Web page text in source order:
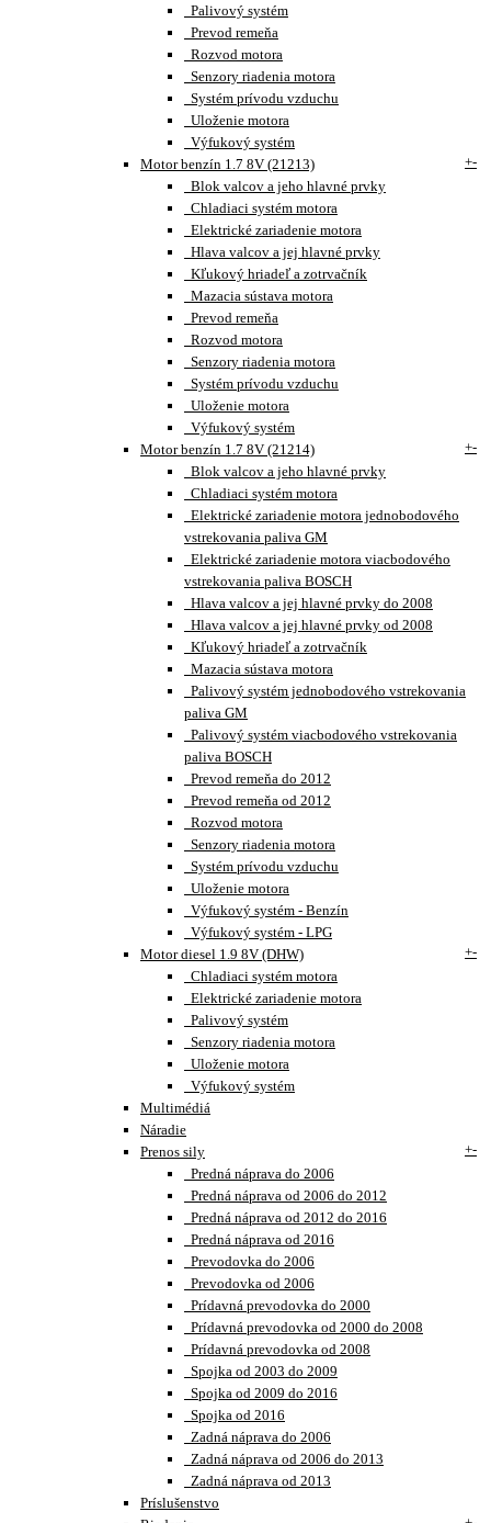
Palivový systém
Prevod remeňa
Rozvod motora
Senzory riadenia motora
Systém prívodu vzduchu
Uloženie motora
Výfukový systém
Motor benzín 1.7 8V (21213)
+-
Blok valcov a jeho hlavné prvky
Chladiaci systém motora
Elektrické zariadenie motora
Hlava valcov a jej hlavné prvky
Kľukový hriadeľ a zotrvačník
Mazacia sústava motora
Prevod remeňa
Rozvod motora
Senzory riadenia motora
Systém prívodu vzduchu
Uloženie motora
Výfukový systém
Motor benzín 1.7 8V (21214)
+-
Blok valcov a jeho hlavné prvky
Chladiaci systém motora
Elektrické zariadenie motora jednobodového
vstrekovania paliva GM
Elektrické zariadenie motora viacbodového
vstrekovania paliva BOSCH
Hlava valcov a jej hlavné prvky do 2008
Hlava valcov a jej hlavné prvky od 2008
Kľukový hriadeľ a zotrvačník
Mazacia sústava motora
Palivový systém jednobodového vstrekovania
paliva GM
Palivový systém viacbodového vstrekovania
paliva BOSCH
Prevod remeňa do 2012
Prevod remeňa od 2012
Rozvod motora
Senzory riadenia motora
Systém prívodu vzduchu
Uloženie motora
Výfukový systém - Benzín
Výfukový systém - LPG
Motor diesel 1.9 8V (DHW)
+-
Chladiaci systém motora
Elektrické zariadenie motora
Palivový systém
Senzory riadenia motora
Uloženie motora
Výfukový systém
Multimédiá
Náradie
Prenos sily
+-
Predná náprava do 2006
Predná náprava od 2006 do 2012
Predná náprava od 2012 do 2016
Predná náprava od 2016
Prevodovka do 2006
Prevodovka od 2006
Prídavná prevodovka do 2000
Prídavná prevodovka od 2000 do 2008
Prídavná prevodovka od 2008
Spojka od 2003 do 2009
Spojka od 2009 do 2016
Spojka od 2016
Zadná náprava do 2006
Zadná náprava od 2006 do 2013
Zadná náprava od 2013
Príslušenstvo